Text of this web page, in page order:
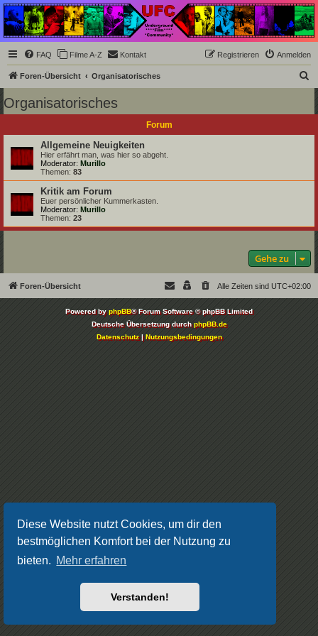
Diese Website nutzt Cookies, um dir den
bestmöglichen Komfort bei der Nutzung zu
bieten. Mehr erfahren
Verstanden!
Underground Film
Community
Die Underground Film Community ist ein deutschsprachiges Filmforum und ein Paradies
für Cineasten und Filmsüchtige jenseits des Mainstreams.
FAQ Filme A-Z Kontakt Anmelden
Registrieren
Foren-Übersicht Organisatorisches
Organisatorisches
Forum
Allgemeine Neuigkeiten
Hier erfährt man, was hier so abgeht.
Moderator: Murillo
Themen: 83
Kritik am Forum
Euer persönlicher Kummerkasten.
Moderator: Murillo
Themen: 23
Gehe zu
Foren-Übersicht Alle Zeiten sind UTC+02:00
Powered byphpBB® Forum Software © phpBB Limited
Deutsche Übersetzung durchphpBB.de
Datenschutz|Nutzungsbedingungen